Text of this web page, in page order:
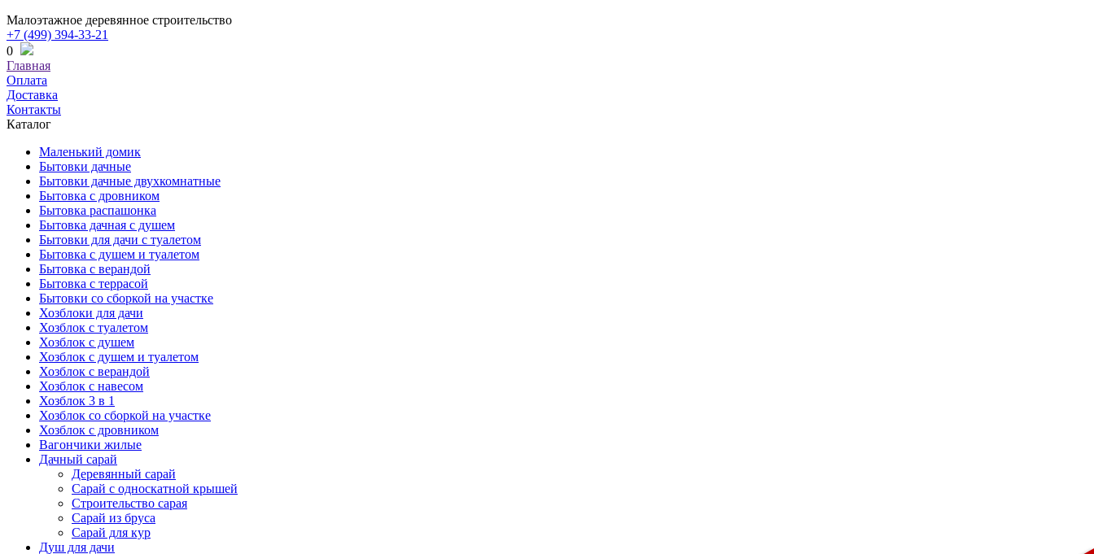
Малоэтажное деревянное строительство
+7 (499) 394-33-21
0
Главная
Оплата
Доставка
Контакты
Каталог
Маленький домик
Бытовки дачные
Бытовки дачные двухкомнатные
Бытовка с дровником
Бытовка распашонка
Бытовка дачная с душем
Бытовки для дачи с туалетом
Бытовка с душем и туалетом
Бытовка с верандой
Бытовка с террасой
Бытовки со сборкой на участке
Хозблоки для дачи
Хозблок с туалетом
Хозблок с душем
Хозблок с душем и туалетом
Хозблок с верандой
Хозблок с навесом
Хозблок 3 в 1
Хозблок со сборкой на участке
Хозблок с дровником
Вагончики жилые
Дачный сарай
Деревянный сарай
Cарай с односкатной крышей
Строительство сарая
Сарай из бруса
Сарай для кур
Душ для дачи